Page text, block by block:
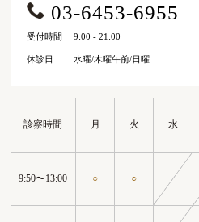
診察時間 月 火 水
9:50〜13:00 ○ ○
03-6453-6955
受付時間 9:00 - 21:00
休診日 水曜/木曜午前/日曜